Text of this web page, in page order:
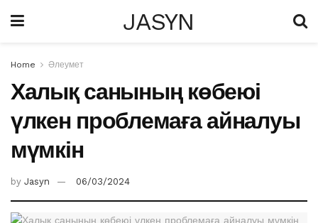
JASYN
Home Әлеумет
Халық санының көбеюі
үлкен проблемаға айналуы
мүмкін
by Jasyn 06/03/2024